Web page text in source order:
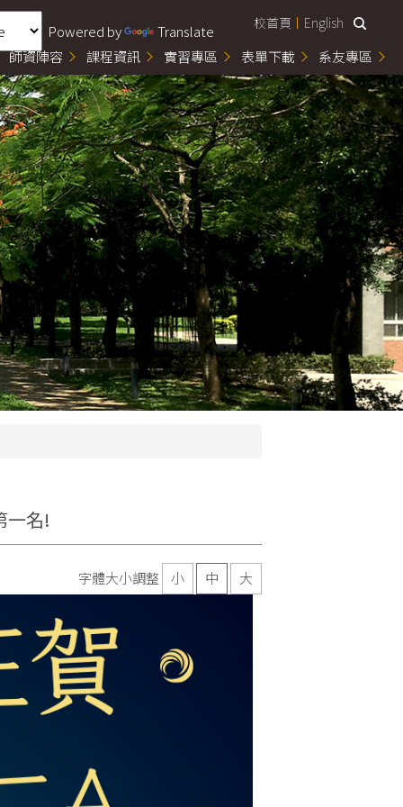
Powered by Translate 校首頁 English
師資陣容 課程資訊 實習專區 表單下載 系友專區
一名!
字體大小調整 小 中 大